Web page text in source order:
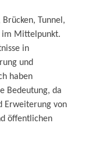
Tunnel,
im Mittelpunkt.
in
und
haben
Bedeutung, da
Erweiterung von
öffentlichen